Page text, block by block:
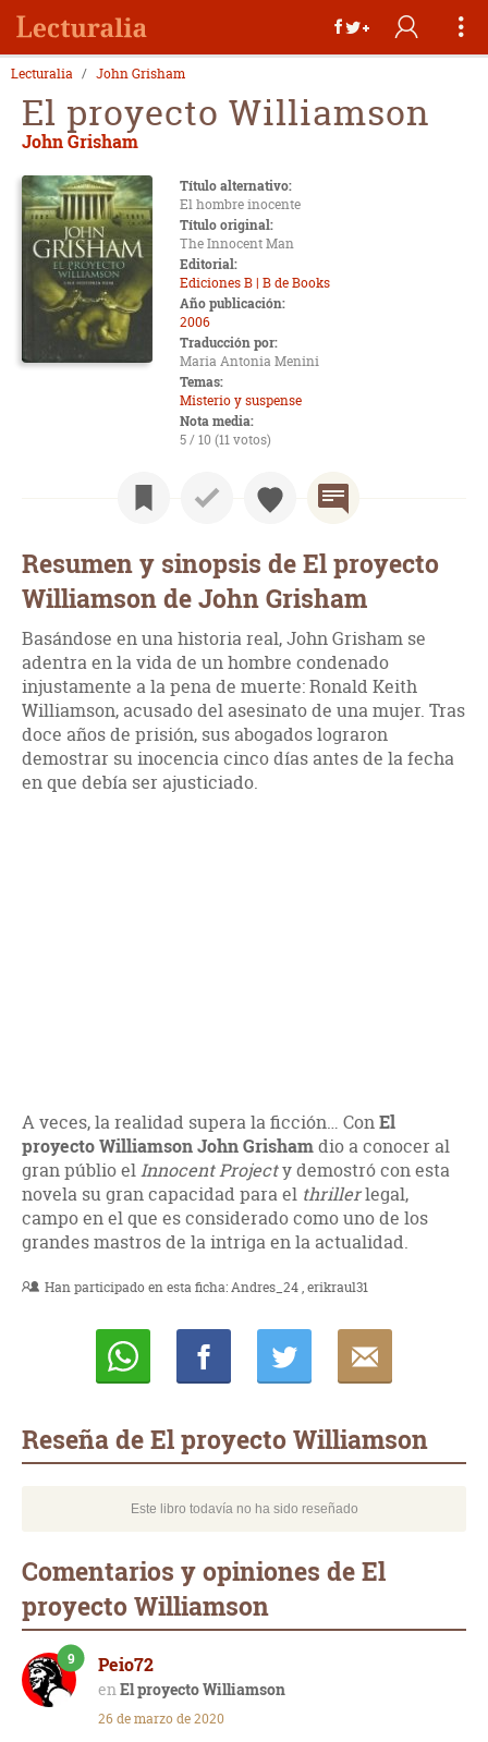
Lecturalia John Grisham
El proyecto Williamson
John Grisham
Título alternativo:
El hombre inocente
Título original:
The Innocent Man
Editorial:
Ediciones B | B de Books
Año publicación:
2006
Traducción por:
Maria Antonia Menini
Temas:
Misterio y suspense
Nota media:
5 / 10 (11 votos)
Resumen y sinopsis de El proyecto
Williamson de John Grisham
Basándose en una historia real, John Grisham se
adentra en la vida de un hombre condenado
injustamente a la pena de muerte: Ronald Keith
Williamson, acusado del asesinato de una mujer. Tras
doce años de prisión, sus abogados lograron
demostrar su inocencia cinco días antes de la fecha
en que debía ser ajusticiado.
A veces, la realidad supera la ficción… ConEl
proyecto Williamson John Grishamdio a conocer al
gran públio elInnocent Projecty demostró con esta
novela su gran capacidad para el thrillerlegal,
campo en el que es considerado como uno de los
grandes mastros de la intriga en la actualidad.
Han participado en esta ficha:Andres_24 erikraul31
Reseña de El proyecto Williamson
Este libro todavía no ha sido reseñado
Comentarios y opiniones de El
proyecto Williamson
Peio72
El proyecto Williamson
9
26 de marzo de 2020